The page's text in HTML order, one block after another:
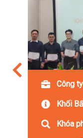
Công
Khối
Khóa